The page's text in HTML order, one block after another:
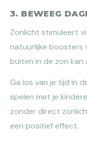
3. BEWEEG
Zonlicht stimuleert
natuurlijke boosters
buiten in de zon kan
Ga los van je tijd in
spelen met je
zonder direct
een positief effect.